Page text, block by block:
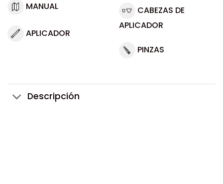
MANUAL
APLICADOR
CABEZAS DE
APLICADOR
PINZAS
Descripción